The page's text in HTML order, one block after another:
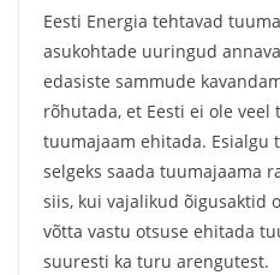
Eesti Energia tehtavad
asukohtade uuringud
edasiste sammude
rõhutada, et Eesti ei ole
tuumajaam ehitada. Esialgu
selgeks saada tuumajaama
siis, kui vajalikud õigusaktid
võtta vastu otsuse ehitada
suuresti ka turu arengutest.